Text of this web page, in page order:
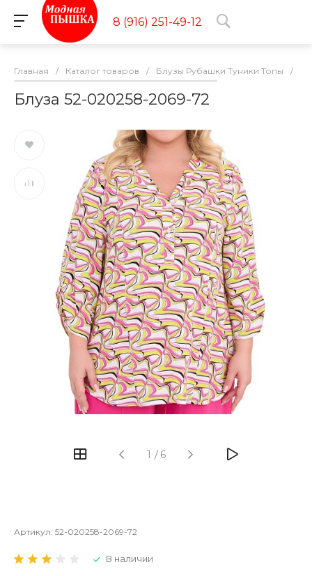
8 (916) 251-49-12
Главная / Каталог товаров / Блузы Рубашки Туники Топы /
Блуза 52-020258-2069-72
1 / 6
Артикул: 52-020258-2069-72
В наличии